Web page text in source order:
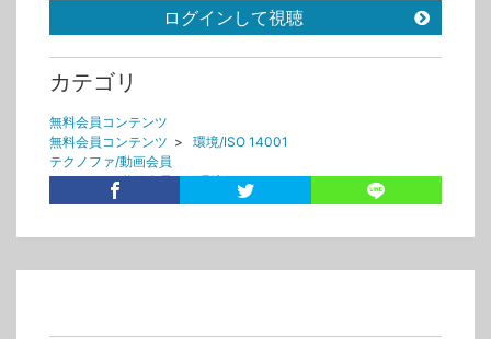
ログインして視聴
カテゴリ
無料会員コンテンツ
無料会員コンテンツ > 環境/ISO 14001
テクノファ/動画会員
テクノファ/動画会員>環境/ISO 14001
e-news 環境 ニュース news 廃掃法